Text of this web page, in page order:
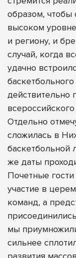
образом, чтобы
высоком
и региону, и
случай, когда
удачно
действительно
Отдельно
сложилась в
баскетбольной
же даты
Почетные
участие в
команд, а
мы
сильнее